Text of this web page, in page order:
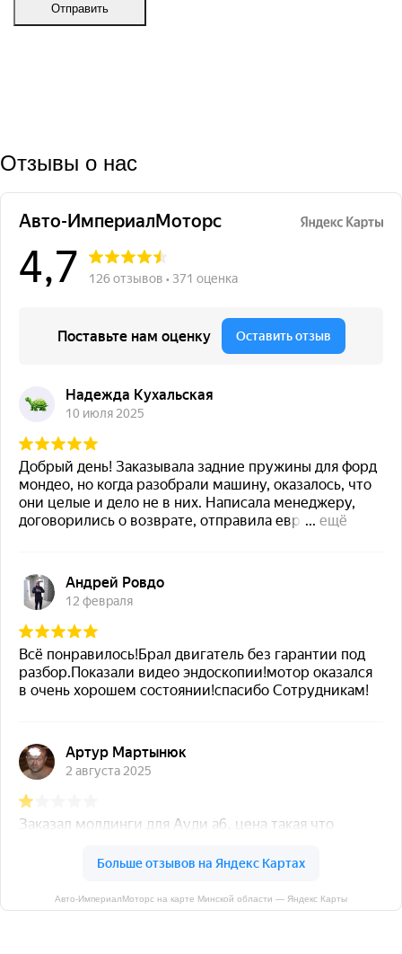
Отправить
Отзывы о нас
Авто-ИмпериалМоторс на карте Минской области — Яндекс Карты